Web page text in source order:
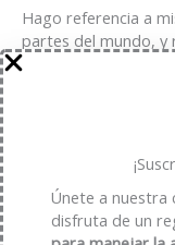
Únete a nuestra
disfruta de un
Hago referencia a
partes del mundo, y
ayudarán a